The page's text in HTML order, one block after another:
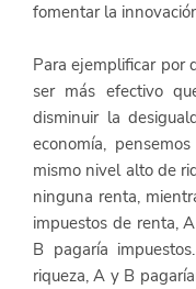
fomentar la
Para ejemplificar por
ser más efectivo
disminuir la
economía,
mismo nivel alto de
ninguna renta,
impuestos de renta,
B pagaría
riqueza, A y B